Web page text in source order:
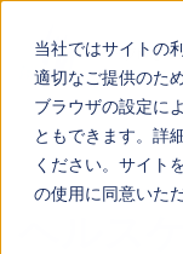
当社ではサイトの
適切なご提供のた
ブラウザの設定に
ともできます。詳
ください。サイト
の使用に同意いた
ヘルス